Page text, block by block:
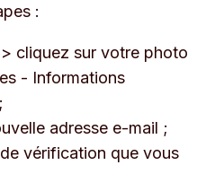
:
> cliquez sur votre photo
- Informations
;
adresse e-mail ;
vérification que vous